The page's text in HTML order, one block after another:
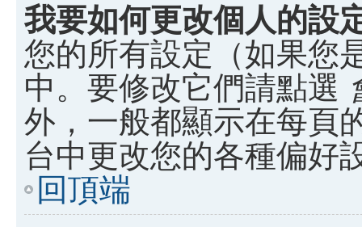
我要如何更改個人的設
您的所有設定（如果您
中。要修改它們請點選
外，一般都顯示在每頁
台中更改您的各種偏好
回頂端